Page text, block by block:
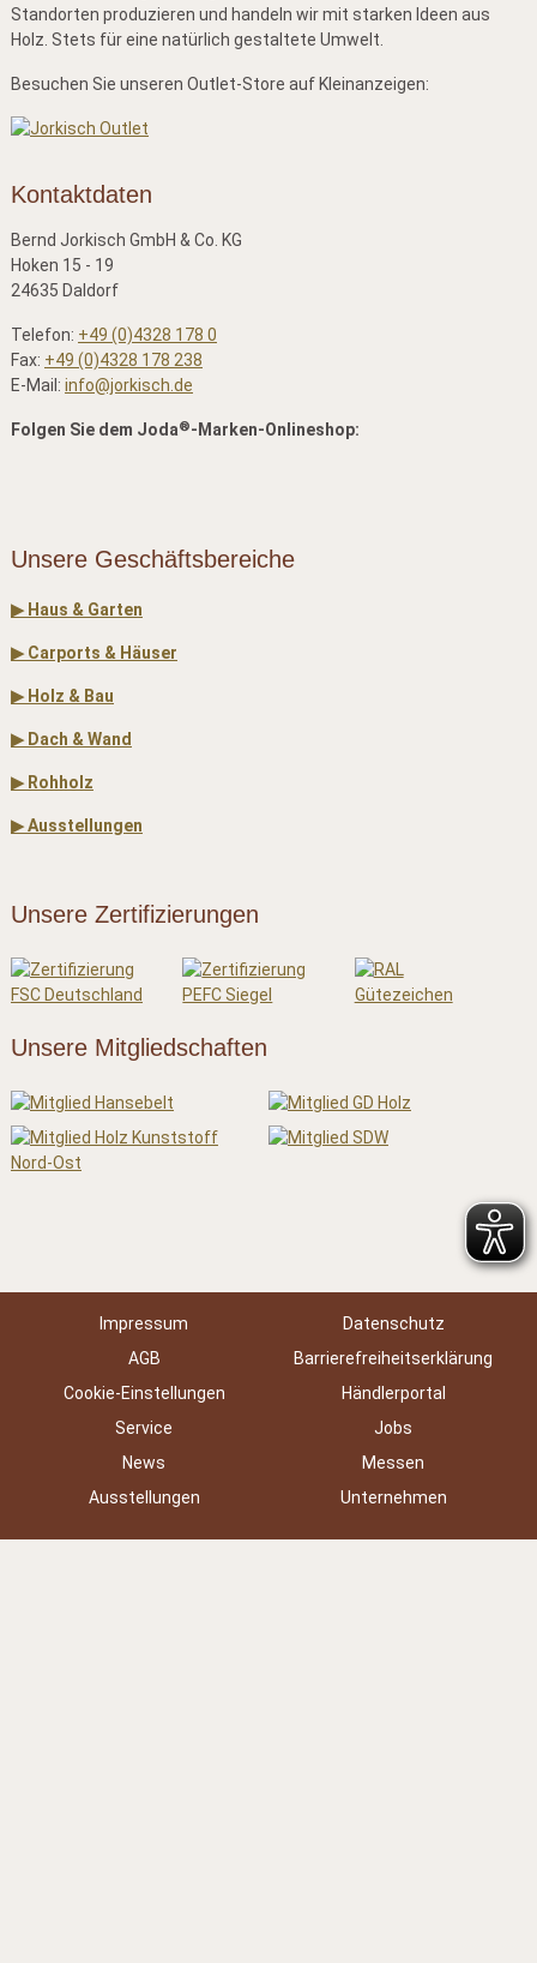
Standorten produzieren und handeln wir mit starken Ideen aus
Holz. Stets für eine natürlich gestaltete Umwelt.
Besuchen Sie unseren Outlet-Store auf Kleinanzeigen:
Kontaktdaten
Bernd Jorkisch GmbH & Co. KG
Hoken 15 - 19
24635 Daldorf
Telefon: +49 (0)4328 178 0
Fax: +49 (0)4328 178 238
E-Mail: info@jorkisch.de
Folgen Sie dem Joda®-Marken-Onlineshop:
Unsere Geschäftsbereiche
▶ Haus & Garten
▶ Carports & Häuser
▶ Holz & Bau
▶ Dach & Wand
▶ Rohholz
▶ Ausstellungen
Unsere Zertifizierungen
Unsere Mitgliedschaften
Impressum
Datenschutz
AGB
Barrierefreiheitserklärung
Cookie-Einstellungen
Händlerportal
Service
Jobs
News
Messen
Ausstellungen
Unternehmen